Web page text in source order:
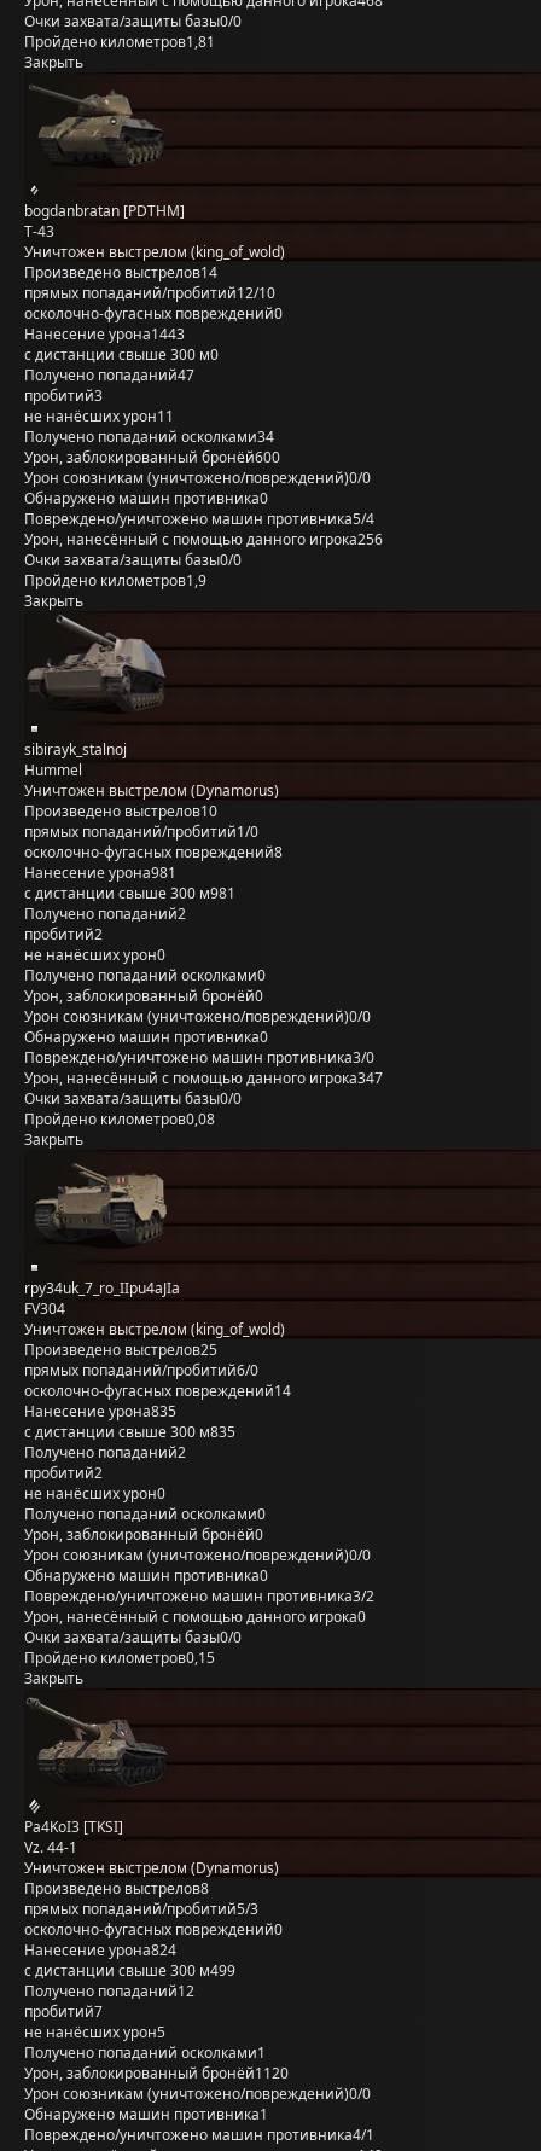
Очки захвата/защиты базы0/0
Пройдено километров1,81
Закрыть
bogdanbratan [PDTHM]
Т-43
Уничтожен выстрелом (king_of_wold)
Произведено выстрелов14
прямых попаданий/пробитий12/10
осколочно-фугасных повреждений0
Нанесение урона1443
с дистанции свыше 300 м0
Получено попаданий47
пробитий3
не нанёсших урон11
Получено попаданий осколками34
Урон, заблокированный бронёй600
Урон союзникам (уничтожено/повреждений)0/0
Обнаружено машин противника0
Повреждено/уничтожено машин противника5/4
Урон, нанесённый с помощью данного игрока256
Очки захвата/защиты базы0/0
Пройдено километров1,9
Закрыть
sibirayk_stalnoj
Hummel
Уничтожен выстрелом (Dynamorus)
Произведено выстрелов10
прямых попаданий/пробитий1/0
осколочно-фугасных повреждений8
Нанесение урона981
с дистанции свыше 300 м981
Получено попаданий2
пробитий2
не нанёсших урон0
Получено попаданий осколками0
Урон, заблокированный бронёй0
Урон союзникам (уничтожено/повреждений)0/0
Обнаружено машин противника0
Повреждено/уничтожено машин противника3/0
Урон, нанесённый с помощью данного игрока347
Очки захвата/защиты базы0/0
Пройдено километров0,08
Закрыть
rpy34uk_7_ro_IIpu4aJIa
FV304
Уничтожен выстрелом (king_of_wold)
Произведено выстрелов25
прямых попаданий/пробитий6/0
осколочно-фугасных повреждений14
Нанесение урона835
с дистанции свыше 300 м835
Получено попаданий2
пробитий2
не нанёсших урон0
Получено попаданий осколками0
Урон, заблокированный бронёй0
Урон союзникам (уничтожено/повреждений)0/0
Обнаружено машин противника0
Повреждено/уничтожено машин противника3/2
Урон, нанесённый с помощью данного игрока0
Очки захвата/защиты базы0/0
Пройдено километров0,15
Закрыть
Pa4KoI3 [TKSI]
Vz. 44-1
Уничтожен выстрелом (Dynamorus)
Произведено выстрелов8
прямых попаданий/пробитий5/3
осколочно-фугасных повреждений0
Нанесение урона824
с дистанции свыше 300 м499
Получено попаданий12
пробитий7
не нанёсших урон5
Получено попаданий осколками1
Урон, заблокированный бронёй1120
Урон союзникам (уничтожено/повреждений)0/0
Обнаружено машин противника1
Повреждено/уничтожено машин противника4/1